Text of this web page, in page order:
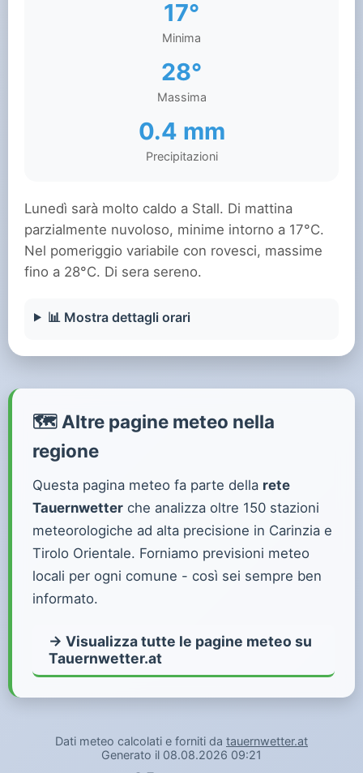
17°
Minima
28°
Massima
0.4 mm
Precipitazioni
Lunedì sarà molto caldo a Stall. Di mattina
parzialmente nuvoloso, minime intorno a 17°C.
Nel pomeriggio variabile con rovesci, massime
fino a 28°C. Di sera sereno.
📊 Mostra dettagli orari
🗺️ Altre pagine meteo nella
regione
Questa pagina meteo fa parte della rete
Tauernwetter che analizza oltre 150 stazioni
meteorologiche ad alta precisione in Carinzia e
Tirolo Orientale. Forniamo previsioni meteo
locali per ogni comune - così sei sempre ben
informato.
→ Visualizza tutte le pagine meteo su
Tauernwetter.at
Dati meteo calcolati e forniti da tauernwetter.at
Generato il 08.08.2026 09:21